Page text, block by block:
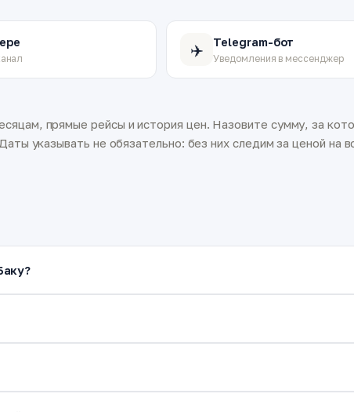
✈️ Telegram-бот
Уведомления в мессенджер
прямые рейсы и история цен. Назовите сумму, за
указывать не обязательно: без них следим за ценой на